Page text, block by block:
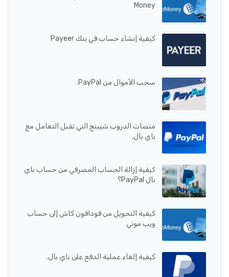
Money
كيفية إنشاء حساب في بنك Payeer
سحب الأموال من PayPal.
منصات الدروب شيبنج التي تقبل التعامل مع
باي بال.
كيفية إزالة الحساب المصرفي من حساب باي
بال PayPal؟
كيفية التحويل من فودافون كاش إلى حساب
ويب موني
كيفية إلغاء عملية الدفع على باي بال.